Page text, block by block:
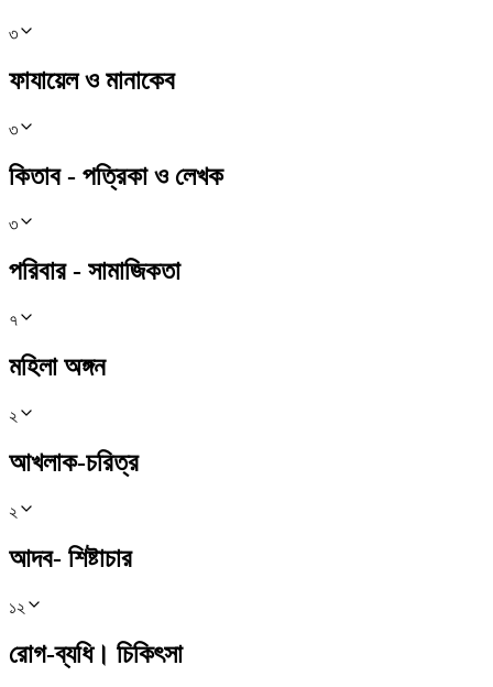
৩
ফাযায়েল ও মানাকেব
৩
কিতাব - পত্রিকা ও লেখক
৩
পরিবার - সামাজিকতা
৭
মহিলা অঙ্গন
২
আখলাক-চরিত্র
২
আদব- শিষ্টাচার
১২
রোগ-ব্যধি। চিকিৎসা